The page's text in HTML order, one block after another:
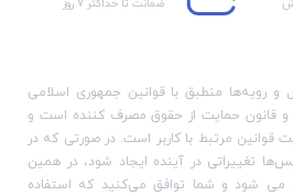
ضمانت تا حداکثر ۷ روز
و رویه‏‌ها منطبق با قوانین جمهوری اسلامی
و قانون حمایت از حقوق مصرف کننده است و
قوانین مرتبط با کاربر است. در صورتی که در
تغییراتی در آینده ایجاد شود، در همین
می شود و شما توافق می‏‌کنید که استفاده